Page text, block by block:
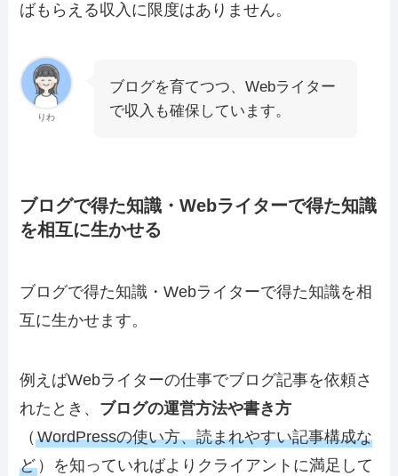
ばもらえる収入に限度はありません。
りわ
ブログを育てつつ、Webライター
で収入も確保しています。
ブログで得た知識・Webライターで得た知識
を相互に生かせる
ブログで得た知識・Webライターで得た知識を相
互に生かせます。
例えばWebライターの仕事でブログ記事を依頼さ
れたとき、 ブログの運営方法や書き方
（WordPressの使い方、読まれやすい記事構成な
ど ）を知っていればよりクライアントに満足して